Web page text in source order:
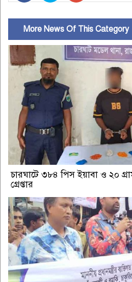
More News Of This Category
চারঘাটে ৩৮৪ পিস ইয়াবা ও ২০
গ্রেপ্তার